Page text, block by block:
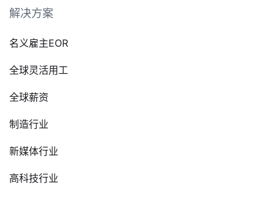
解决方案
名义雇主EOR
全球灵活用工
全球薪资
制造行业
新媒体行业
高科技行业